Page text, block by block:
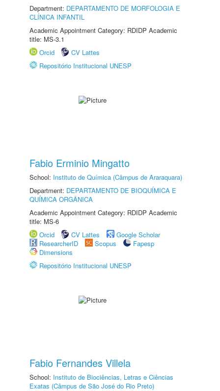
Department: DEPARTAMENTO DE MORFOLOGIA E
CLÍNICA INFANTIL
Academic Appointment Category: RDIDP Academic
title: MS-3.1
Orcid
CV Lattes
Repositório Institucional UNESP
Fabio Erminio Mingatto
School: Instituto de Química (Câmpus de Araraquara)
Department: DEPARTAMENTO DE BIOQUÍMICA E
QUÍMICA ORGÂNICA
Academic Appointment Category: RDIDP Academic
title: MS-6
Orcid
CV Lattes
Google Scholar
ResearcherID
Scopus
Fapesp
Dimensions
Repositório Institucional UNESP
Fabio Fernandes Villela
School: Instituto de Biociências, Letras e Ciências
Exatas (Câmpus de São José do Rio Preto)